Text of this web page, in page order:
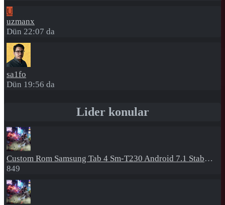
U
uzmanx
Dün 22:07 da
sa1fo
Dün 19:56 da
Lider konular
Custom Rom Samsung Tab 4 Sm-T230 Android 7.1 Stabil Eba Destekli Yazılım
849